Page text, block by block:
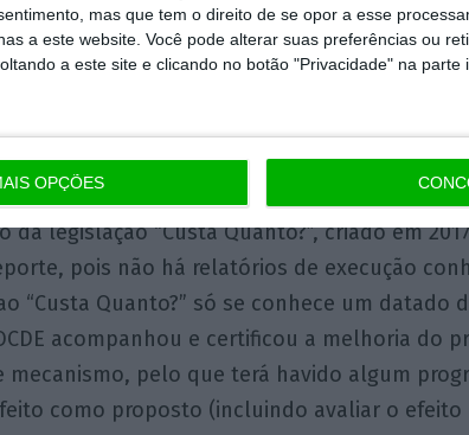
mas que tem o direito de se opor a esse
a este website. Você pode alterar suas preferências ou
a este site e clicando no botão "Privacidade" na parte
OPÇÕES
também por iniciativa daTroika, foi
Portugal 2020, pelo que a pressão externa
Mais tarde, o “Teste PME” foi inserido no
da legislação “Custa Quanto?”, criado em
pois não há relatórios de execução
“Custa Quanto?” só se conhece um datado
acompanhou e certificou a melhoria do
mecanismo, pelo que terá havido algum
como proposto (incluindo avaliar o efeito